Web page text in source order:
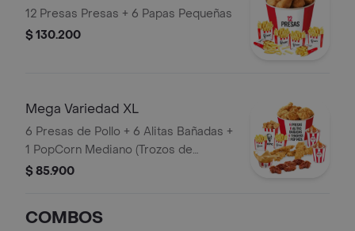
12 Presas Presas + 6 Papas Pequeñas
$ 130.200
Mega Variedad XL
6 Presas de Pollo + 6 Alitas Bañadas +
1 PopCorn Mediano (Trozos de
pechuga apanados) + 4 Tenders (Tiras
Balde de Salsa 100g
$ 85.900
COMBOS